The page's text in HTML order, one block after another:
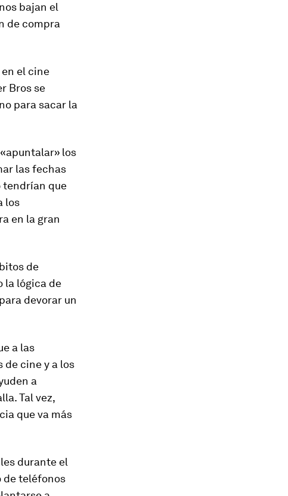
bajan el
de compra
el cine
Bros se
para sacar la
los
las fechas
tendrían que
los
en la gran
de
la lógica de
devorar un
a las
de cine y a los
a
Tal vez,
que va más
durante el
de teléfonos